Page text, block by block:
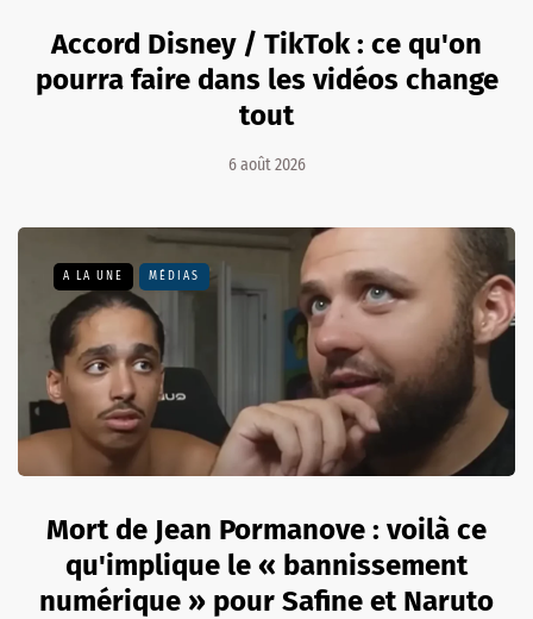
Accord Disney / TikTok : ce qu'on
pourra faire dans les vidéos change
tout
6 août 2026
A LA UNE MÉDIAS
Mort de Jean Pormanove : voilà ce
qu'implique le « bannissement
numérique » pour Safine et Naruto